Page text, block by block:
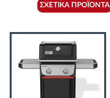
ΣΧΕΤΙΚΆ ΠΡΟΪΌΝΤΑ